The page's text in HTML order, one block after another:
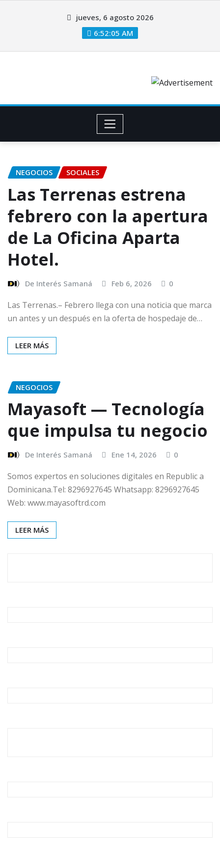
jueves, 6 agosto 2026
6:52:06 AM
NEGOCIOS SOCIALES
Las Terrenas estrena
febrero con la apertura
de La Oficina Aparta
Hotel.
De Interés Samaná Feb 6, 2026 0
Las Terrenas.– Febrero llega con una noticia que marca
un antes y un después en la oferta de hospedaje de…
LEER MÁS
NEGOCIOS
Mayasoft — Tecnología
que impulsa tu negocio
De Interés Samaná Ene 14, 2026 0
Somos expertos en soluciones digitales en Republic a
Dominicana.Tel: 8296927645 Whatsapp: 8296927645
Web: www.mayasoftrd.com
LEER MÁS